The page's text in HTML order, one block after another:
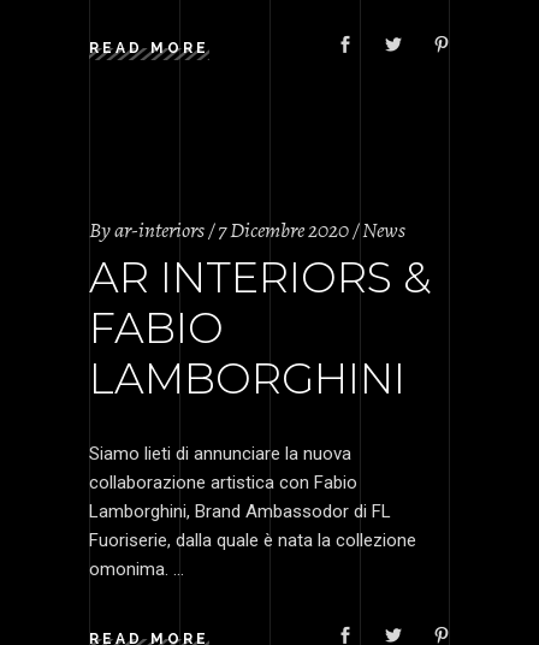
READ MORE
Byar-interiors 7 Dicembre 2020 News
AR INTERIORS &
FABIO
LAMBORGHINI
Siamo lieti di annunciare la nuova
collaborazione artistica con Fabio
Lamborghini, Brand Ambassodor di FL
Fuoriserie, dalla quale è nata la collezione
omonima.
READ MORE